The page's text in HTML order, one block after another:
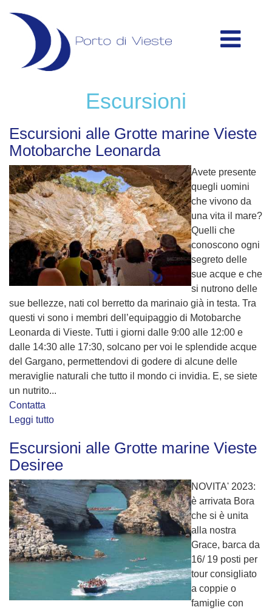
Escursioni
Escursioni alle Grotte marine Vieste
Motobarche Leonarda
Avete presente
quegli uomini
che vivono da
una vita il mare?
Quelli che
conoscono ogni
segreto delle
sue acque e che
si nutrono delle
sue bellezze, nati col berretto da marinaio già in testa. Tra
questi vi sono i membri dell’equipaggio di Motobarche
Leonarda di Vieste. Tutti i giorni dalle 9:00 alle 12:00 e
dalle 14:30 alle 17:30, solcano per voi le splendide acque
del Gargano, permettendovi di godere di alcune delle
meraviglie naturali che tutto il mondo ci invidia. E, se siete
un nutrito...
Contatta
Leggi tutto
Escursioni alle Grotte marine Vieste
Desiree
NOVITA' 2023:
è arrivata Bora
che si è unita
alla nostra
Grace, barca da
16/ 19 posti per
tour consigliato
a coppie o
famiglie con